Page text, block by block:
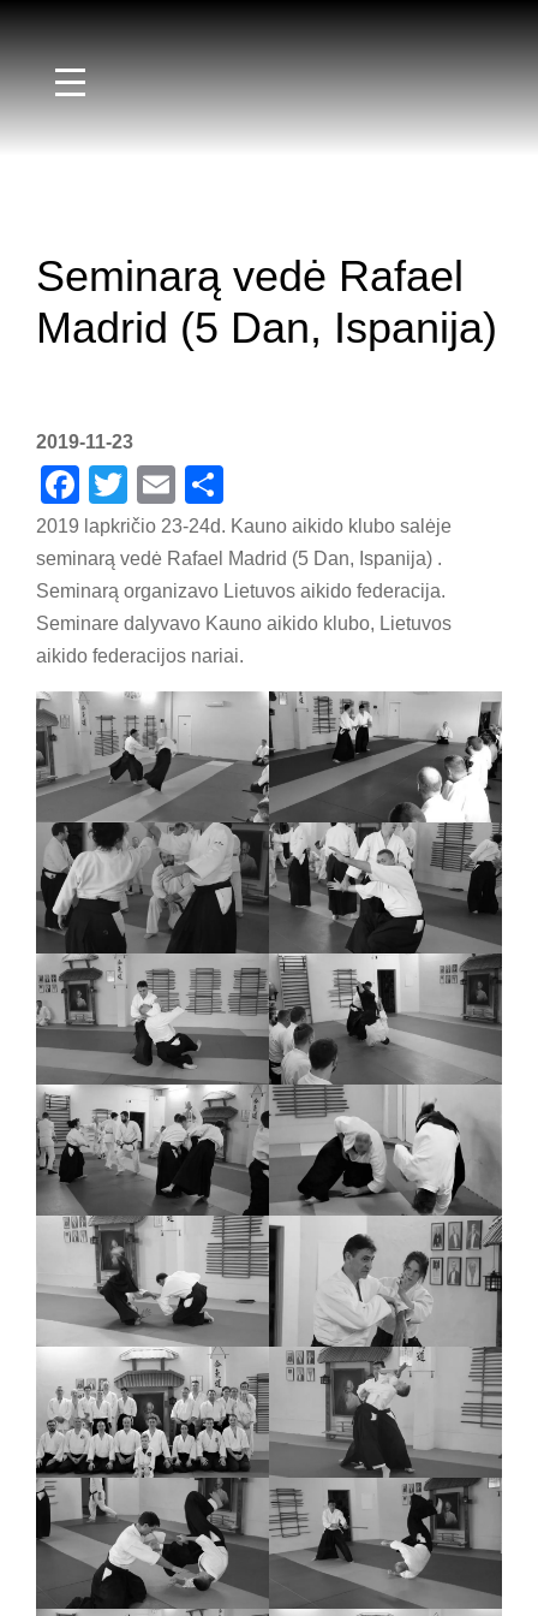
Seminarą vedė Rafael
Madrid (5 Dan, Ispanija)
2019-11-23
Fac
ebo
ok
Twit
ter
Em
ail
re
2019 lapkričio 23-24d. Kauno aikido klubo salėje
seminarą vedė Rafael Madrid (5 Dan, Ispanija) .
Seminarą organizavo Lietuvos aikido federacija.
Seminare dalyvavo Kauno aikido klubo, Lietuvos
aikido federacijos nariai.